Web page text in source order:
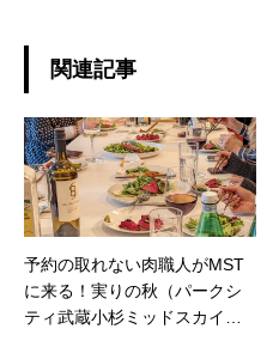
関連記事
予約の取れない肉職人がMST
に来る！実りの秋（パークシ
ティ武蔵小杉ミッドスカイタ